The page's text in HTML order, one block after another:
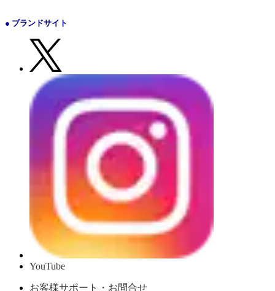
● ブランドサイト
YouTube
お客様サポート・お問合せ